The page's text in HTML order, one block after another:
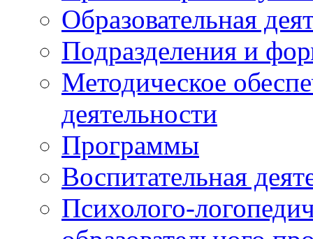
Образовательная
Подразделения и
Методическое
деятельности
Программы
Воспитательная
Психолого-